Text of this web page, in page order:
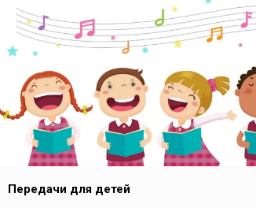
Передачи для детей